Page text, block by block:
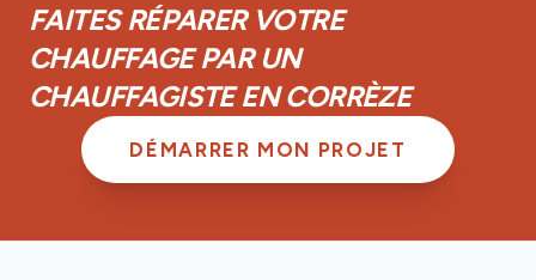
FAITES RÉPARER VOTRE
CHAUFFAGE PAR UN
CHAUFFAGISTE EN CORRÈZE
DÉMARRER MON PROJET